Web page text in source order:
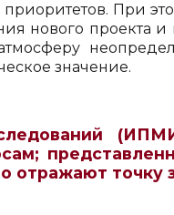
При
нового проекта
значение.
отражают